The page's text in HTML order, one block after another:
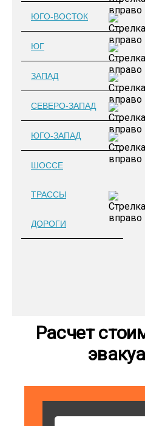
ЮГО-ВОСТОК
ЮГ
ЗАПАД
СЕВЕРО-ЗАПАД
ЮГО-ЗАПАД
ШОССЕ
ТРАССЫ
ДОРОГИ
Расчет